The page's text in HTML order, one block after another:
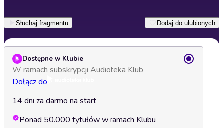
Słuchaj fragmentu Dodaj do ulubionych
Dostępne w Klubie
W ramach subskrypcji Audioteka Klub
Dołącz do
14 dni za darmo na start
Ponad 50.000 tytułów w ramach Klubu